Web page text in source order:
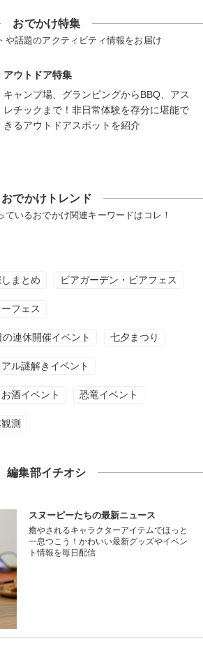
おでかけ特集
や話題のアクティビティ情報をお届け
アウトドア特集
キャンプ場、グランピングからBBQ、アス
レチックまで！非日常体験を存分に堪能で
きるアウトドアスポットを紹介
おでかけトレンド
ているおでかけ関連キーワードはコレ！
まとめ ビアガーデン・ビアフェス
フェス
連休開催イベント 七夕まつり
アル謎解きイベント
お酒イベント 恐竜イベント
測
編集部イチオシ
スヌーピーたちの最新ニュース
癒やされるキャラクターアイテムでほっと
一息つこう！かわいい最新グッズやイベン
ト情報を毎日配信